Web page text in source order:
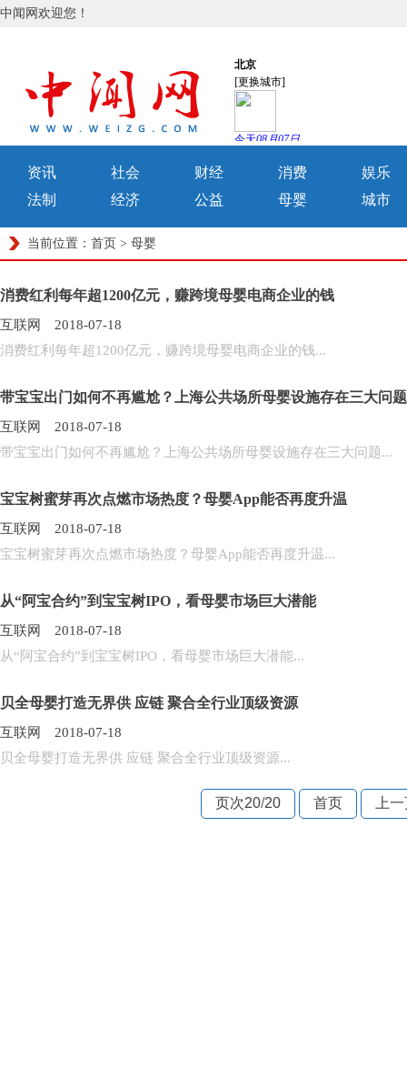
中闻网欢迎您！
资讯 社会 财经 消费
娱乐
法制
经济 公益 母婴 城市
当前位置： 首页 > 母婴
消费红利每年超1200亿元，赚跨境母婴电商企业的钱
互联网 2018-07-18
消费红利每年超1200亿元，赚跨境母婴电商企业的钱...
带宝宝出门如何不再尴尬？上海公共场所母婴设施存在三大问题
互联网 2018-07-18
带宝宝出门如何不再尴尬？上海公共场所母婴设施存在三大问题...
宝宝树蜜芽再次点燃市场热度？母婴App能否再度升温
互联网 2018-07-18
宝宝树蜜芽再次点燃市场热度？母婴App能否再度升温...
从“阿宝合约”到宝宝树IPO，看母婴市场巨大潜能
互联网 2018-07-18
从“阿宝合约”到宝宝树IPO，看母婴市场巨大潜能...
贝全母婴打造无界供 应链 聚合全行业顶级资源
互联网 2018-07-18
贝全母婴打造无界供 应链 聚合全行业顶级资源...
页次20/20 首页 上